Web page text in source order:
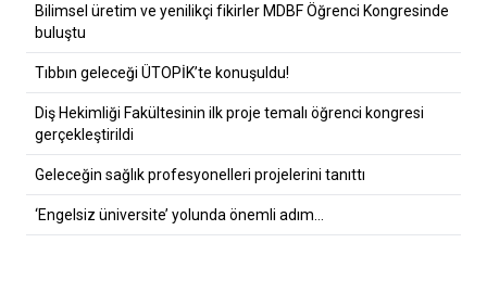
Bilimsel üretim ve yenilikçi fikirler MDBF Öğrenci Kongresinde
buluştu
Tıbbın geleceği ÜTOPİK’te konuşuldu!
Diş Hekimliği Fakültesinin ilk proje temalı öğrenci kongresi
gerçekleştirildi
Geleceğin sağlık profesyonelleri projelerini tanıttı
‘Engelsiz üniversite’ yolunda önemli adım…